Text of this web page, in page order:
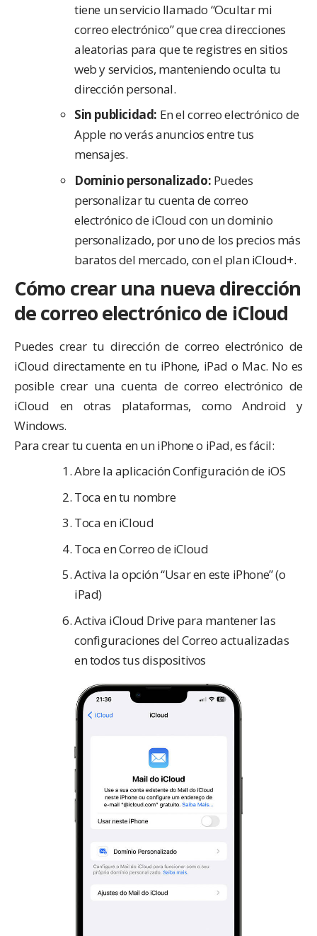
tiene un servicio llamado “Ocultar mi
correo electrónico” que crea direcciones
aleatorias para que te registres en sitios
web y servicios, manteniendo oculta tu
dirección personal.
Sin publicidad: En el correo electrónico de
Apple no verás anuncios entre tus
mensajes.
Dominio personalizado: Puedes
personalizar tu cuenta de correo
electrónico de iCloud con un dominio
personalizado, por uno de los precios más
baratos del mercado, con el plan iCloud+.
Cómo crear una nueva dirección
de correo electrónico de iCloud
Puedes crear tu dirección de correo electrónico de
iCloud directamente en tu iPhone, iPad o Mac. No es
posible crear una cuenta de correo electrónico de
iCloud en otras plataformas, como Android y
Windows.
Para crear tu cuenta en un iPhone o iPad, es fácil:
Abre la aplicación Configuración de iOS
Toca en tu nombre
Toca en iCloud
Toca en Correo de iCloud
Activa la opción “Usar en este iPhone” (o
iPad)
Activa iCloud Drive para mantener las
configuraciones del Correo actualizadas
en todos tus dispositivos